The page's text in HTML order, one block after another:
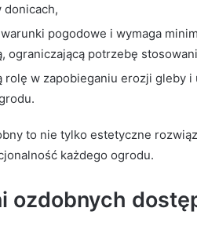
donicach,
pogodowe i wymaga
ograniczającą potrzebę
rolę w zapobieganiu erozji gleby
to nie tylko estetyczne
każdego ogrodu.
ozdobnych